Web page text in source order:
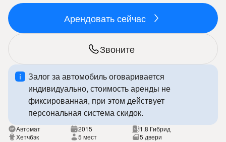
Звоните
Арендовать сейчас
Залог за автомобиль оговаривается
индивидуально, стоимость аренды не
фиксированная, при этом действует
персональная система скидок.
Автомат 2015
1.8 Гибрид
Хетчбэк
5 мест 5 двери